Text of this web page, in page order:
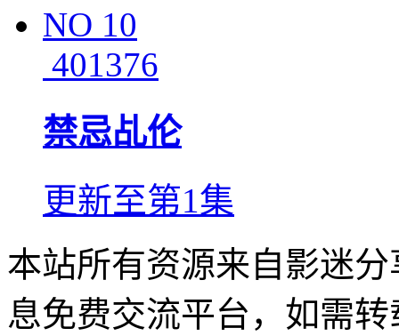
NO 10
401376
禁忌乩伦
更新至第1集
本站所有资源来自影迷
息免费交流平台，如需